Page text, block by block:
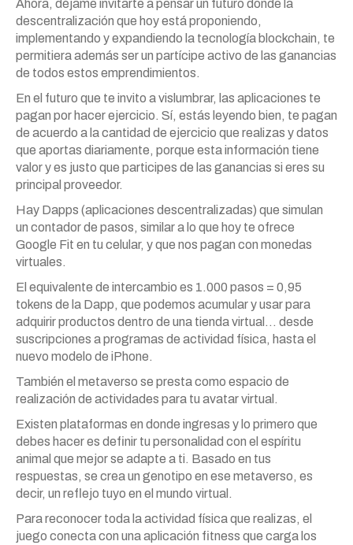
Ahora, déjame invitarte a pensar un futuro donde la
descentralización que hoy está proponiendo,
implementando y expandiendo la tecnología blockchain, te
permitiera además ser un partícipe activo de las ganancias
de todos estos emprendimientos.
En el futuro que te invito a vislumbrar, las aplicaciones te
pagan por hacer ejercicio. Sí, estás leyendo bien, te pagan
de acuerdo a la cantidad de ejercicio que realizas y datos
que aportas diariamente, porque esta información tiene
valor y es justo que participes de las ganancias si eres su
principal proveedor.
Hay Dapps (aplicaciones descentralizadas) que simulan
un contador de pasos, similar a lo que hoy te ofrece
Google Fit en tu celular, y que nos pagan con monedas
virtuales.
El equivalente de intercambio es 1.000 pasos = 0,95
tokens de la Dapp, que podemos acumular y usar para
adquirir productos dentro de una tienda virtual… desde
suscripciones a programas de actividad física, hasta el
nuevo modelo de iPhone.
También el metaverso se presta como espacio de
realización de actividades para tu avatar virtual.
Existen plataformas en donde ingresas y lo primero que
debes hacer es definir tu personalidad con el espíritu
animal que mejor se adapte a ti. Basado en tus
respuestas, se crea un genotipo en ese metaverso, es
decir, un reflejo tuyo en el mundo virtual.
Para reconocer toda la actividad física que realizas, el
juego conecta con una aplicación fitness que carga los